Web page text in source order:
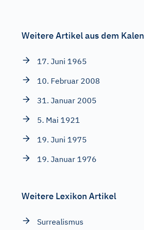
Weitere Artikel aus dem
17. Juni 1965
10. Februar 2008
31. Januar 2005
5. Mai 1921
19. Juni 1975
19. Januar 1976
Weitere Lexikon Artikel
Surrealismus